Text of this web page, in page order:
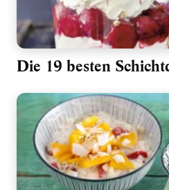
Die 19 besten